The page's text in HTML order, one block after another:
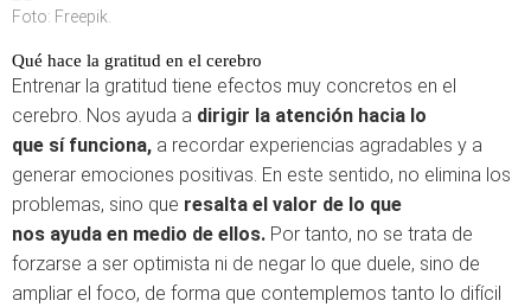
Foto: Freepik.
Qué hace la gratitud en el cerebro
Entrenar la gratitud tiene efectos muy concretos en el
cerebro. Nos ayuda a dirigir la atención hacia lo
que sí funciona, a recordar experiencias agradables y a
generar emociones positivas. En este sentido, no elimina los
problemas, sino que resalta el valor de lo que
nos ayuda en medio de ellos. Por tanto, no se trata de
forzarse a ser optimista ni de negar lo que duele, sino de
ampliar el foco, de forma que contemplemos tanto lo difícil